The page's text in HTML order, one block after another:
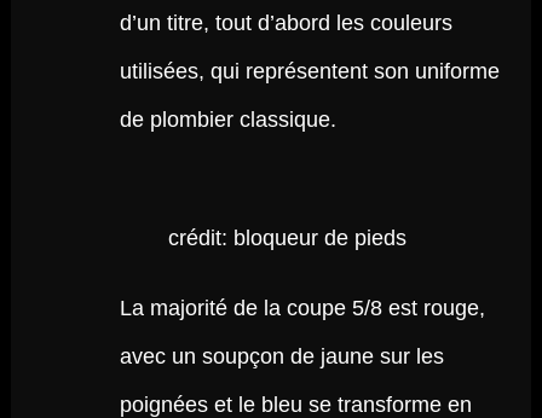
d’un titre, tout d’abord les couleurs
utilisées, qui représentent son uniforme
de plombier classique.
crédit: bloqueur de pieds
La majorité de la coupe 5/8 est rouge,
avec un soupçon de jaune sur les
poignées et le bleu se transforme en